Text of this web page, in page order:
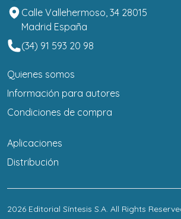
Calle Vallehermoso, 34 28015
Madrid España
(34) 91 593 20 98
Quienes somos
Información para autores
Condiciones de compra
Aplicaciones
Distribución
2026 Editorial Síntesis S.A. All Rights